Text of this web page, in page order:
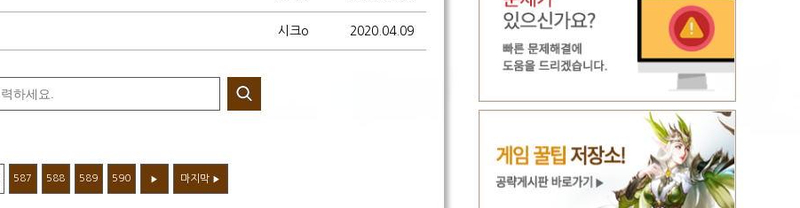
시크o 2020.04.09
587 588 589 590 ▶ 마지막 ▶